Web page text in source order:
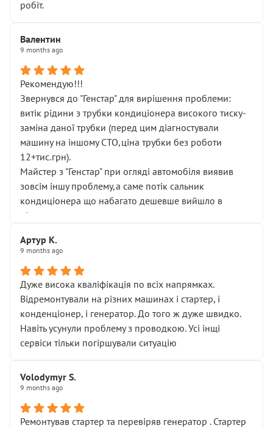
робіт.
Валентин
9 months ago
Рекомендую!!!
Звернувся до "Генстар" для вирішення проблеми:
витік рідини з трубки кондиціонера високого тиску-
заміна даної трубки (перед цим діагностували
машину на іншому СТО,ціна трубки без роботи
12+тис.грн).
Майстер з "Генстар" при огляді автомобіля виявив
зовсім іншу проблему,а саме потік сальник
кондиціонера що набагато дешевше вийшло в
підсумку.
Артур К.
9 months ago
Дуже висока кваліфікація по всіх напрямках.
Відремонтували на різних машинах і стартер, і
конденціонер, і генератор. До того ж дуже швидко.
Навіть усунули проблему з проводкою. Усі інщі
сервіси тільки погіршували ситуацію
Volodymyr S.
9 months ago
Ремонтував стартер та перевіряв генератор . Стартер